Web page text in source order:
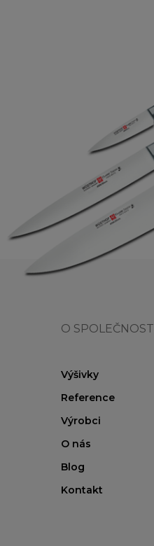
O SPOLEČNOSTI
Výšivky
Reference
Výrobci
O nás
Blog
Kontakt